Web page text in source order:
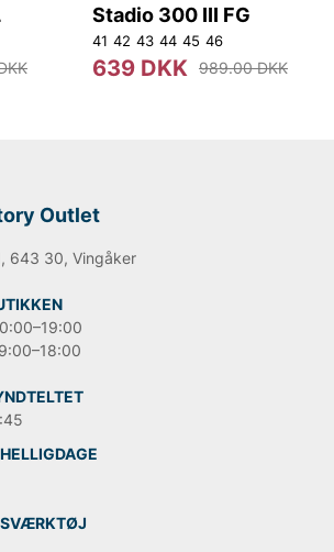
Stadio 300 III FG
41 42 43 44 45 46
639 DKK 989.00 DKK
Outlet
643 30, Vingåker